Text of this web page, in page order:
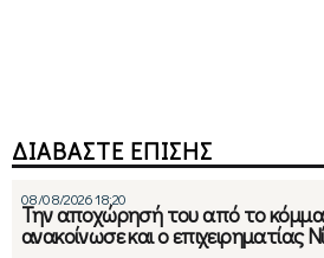
ΔΙΑΒΑΣΤΕ ΕΠΙΣΗΣ
08/08/2026 18:20
Την αποχώρησή του από το
ανακοίνωσε και ο επιχειρηματίας